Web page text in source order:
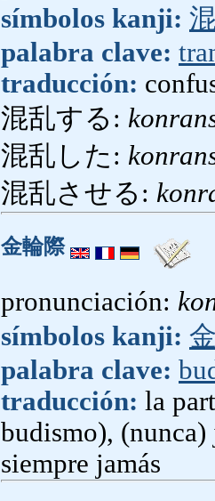
símbolos kanji:
palabra clave:
traducción:
混乱する:
混乱した:
混乱させる:
金輪際
pronunciación:
símbolos kanji:
palabra clave:
traducción: la
budismo), (nunca)
siempre jamás